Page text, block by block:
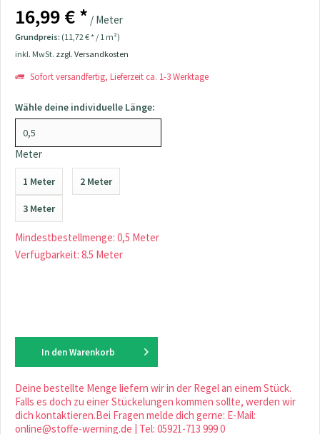
16,99 € * / Meter
Grundpreis: (11,72 € * / 1 m²)
inkl. MwSt. zzgl. Versandkosten
Sofort versandfertig, Lieferzeit ca. 1-3 Werktage
Wähle deine individuelle Länge:
Meter
1 Meter 2 Meter
3 Meter
Mindestbestellmenge: 0,5 Meter
Verfügbarkeit: 8.5 Meter
In den Warenkorb
Deine bestellte Menge liefern wir in der Regel an einem Stück.
Falls es doch zu einer Stückelungen kommen sollte, werden wir
dich kontaktieren.Bei Fragen melde dich gerne: E-Mail:
online@stoffe-werning.de | Tel: 05921-713 999 0